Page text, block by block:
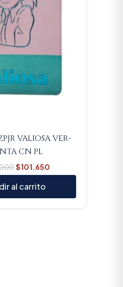
VALIOSA VER-
CN PL
$101.650
al carrito